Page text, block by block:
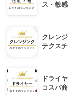
ス・敏
クレン
テクス
ドライ
コスパ商